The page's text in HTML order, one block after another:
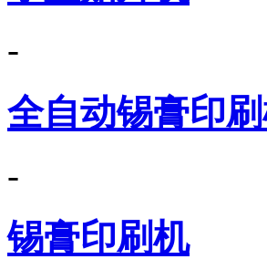
-
全自动锡膏印
-
锡膏印刷机